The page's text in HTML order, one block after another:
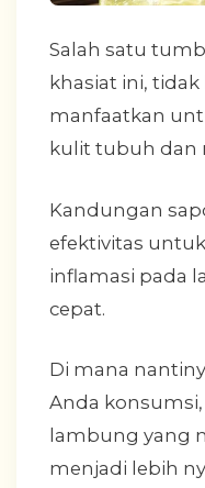
Salah satu
khasiat ini,
manfaatkan
kulit tubuh dan
Kandungan
efektivitas
inflamasi pada
cepat.
Di mana
Anda
lambung yang
menjadi lebih